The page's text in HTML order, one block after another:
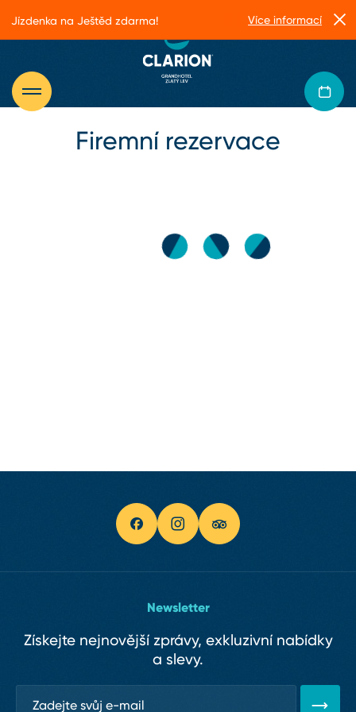
Firemní rezervace
Newsletter
Získejte nejnovější zprávy, exkluzivní nabídky
a slevy.
Jízdenka na Ještěd zdarma! Více informací